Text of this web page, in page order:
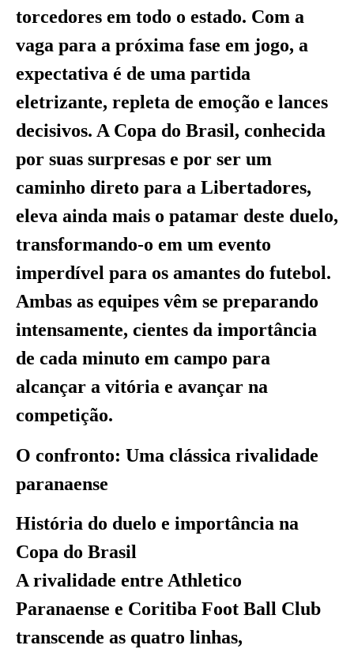
torcedores em todo o estado. Com a
vaga para a próxima fase em jogo, a
expectativa é de uma partida
eletrizante, repleta de emoção e lances
decisivos. A Copa do Brasil, conhecida
por suas surpresas e por ser um
caminho direto para a Libertadores,
eleva ainda mais o patamar deste duelo,
transformando-o em um evento
imperdível para os amantes do futebol.
Ambas as equipes vêm se preparando
intensamente, cientes da importância
de cada minuto em campo para
alcançar a vitória e avançar na
competição.
O confronto: Uma clássica rivalidade
paranaense
História do duelo e importância na
Copa do Brasil
A rivalidade entre Athletico
Paranaense e Coritiba Foot Ball Club
transcende as quatro linhas,